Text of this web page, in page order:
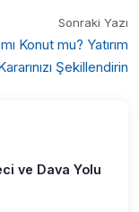
Sonraki Yazı
Konut mu? Yatırım
Şekillendirin
ve Dava Yolu